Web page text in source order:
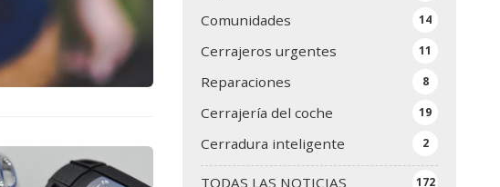
TODAS LAS NOTICIAS 172
Comunidades 14
Cerrajeros urgentes 11
Reparaciones 8
Cerrajería del coche 19
Cerradura inteligente 2